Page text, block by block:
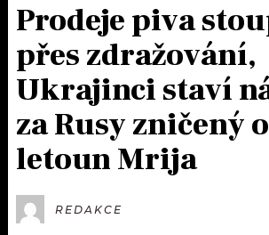
ČLÁNKY
HUDBA
ROZHOVORY
#NEBUDUDOMA
PODCASTY
JAK NALADIT
RÁDIO
APLIKACE
SOUTĚŽE
Prodeje piva
přes zdražování,
Ukrajinci staví
za Rusy zničený
letoun Mrija
REDAKCE